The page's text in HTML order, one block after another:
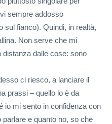
sempre addosso
sul fianco). Quindi, in realtà,
Non serve che mi
dalle cose: sono
ci riesco, a lanciare il
prassi – quello lo è da
io mi sento in confidenza con
e quanto no, so che